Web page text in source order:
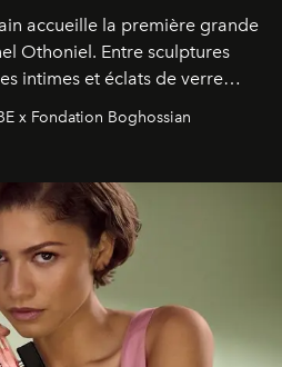
accueille la première grande
Othoniel. Entre sculptures
intimes et éclats de verre
un itinéraire
devient le souvenir
x Fondation Boghossian